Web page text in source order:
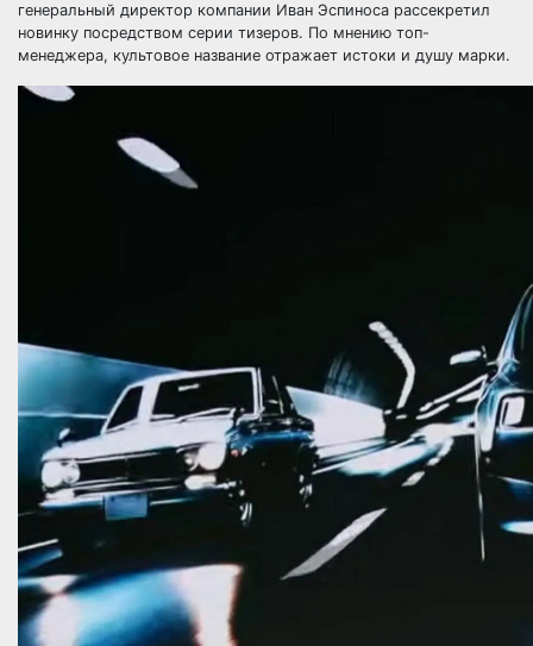
генеральный директор компании Иван Эспиноса рассекретил
новинку посредством серии тизеров. По мнению топ-
менеджера, культовое название отражает истоки и душу марки.